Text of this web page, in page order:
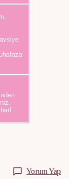
Yorum Yap